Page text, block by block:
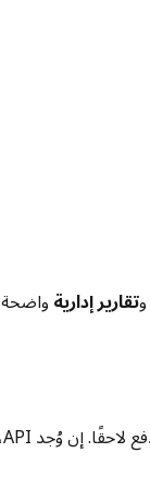
وتقارير إدارية